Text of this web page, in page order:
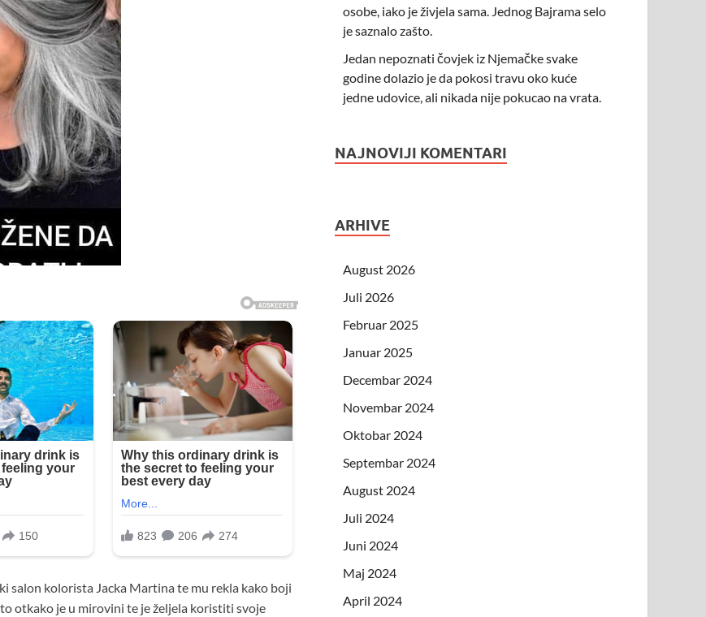
salon kolorista Jacka Martina te mu rekla kako boji
otkako je u mirovini te je željela koristiti svoje
osobe, iako je živjela sama. Jednog Bajrama selo
je saznalo zašto.
Jedan nepoznati čovjek iz Njemačke svake
godine dolazio je da pokosi travu oko kuće
jedne udovice, ali nikada nije pokucao na vrata.
NAJNOVIJI KOMENTARI
ARHIVE
August 2026
Juli 2026
Februar 2025
Januar 2025
Decembar 2024
Novembar 2024
Oktobar 2024
Septembar 2024
August 2024
Juli 2024
Juni 2024
Maj 2024
April 2024